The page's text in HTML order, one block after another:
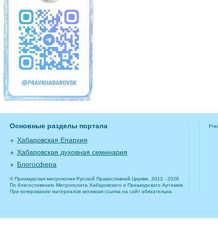
Основные разделы портала
Хабаровская Епархия
Хабаровская духовная семинария
Блогосфера
© Приамурская митрополия Русской Православной Церкви, 2012 - 2026
По благословению Митрополита Хабаровского и Приамурского Артемия.
При копировании материалов активная ссылка на сайт обязательна.